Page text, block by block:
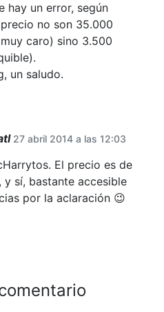
hay un error, según
no son 35.000
caro) sino 3.500
un saludo.
27 abril 2014 a las 12:03
El precio es de
y sí, bastante accesible
por la aclaración 😉